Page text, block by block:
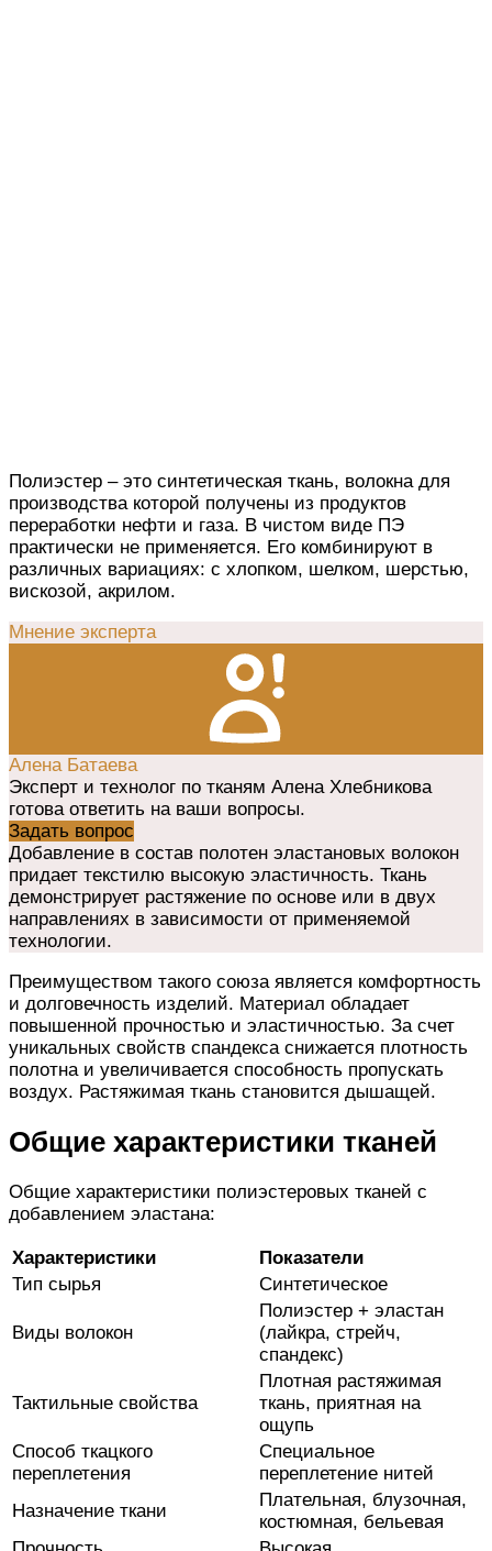
Полиэстер – это синтетическая ткань, волокна для
производства которой получены из продуктов
переработки нефти и газа. В чистом виде ПЭ
практически не применяется. Его комбинируют в
различных вариациях: с хлопком, шелком, шерстью,
вискозой, акрилом.
Мнение эксперта
Алена Батаева
Эксперт и технолог по тканям Алена Хлебникова
готова ответить на ваши вопросы.
Задать вопрос
Добавление в состав полотен эластановых волокон
придает текстилю высокую эластичность. Ткань
демонстрирует растяжение по основе или в двух
направлениях в зависимости от применяемой
технологии.
Преимуществом такого союза является комфортность
и долговечность изделий. Материал обладает
повышенной прочностью и эластичностью. За счет
уникальных свойств спандекса снижается плотность
полотна и увеличивается способность пропускать
воздух. Растяжимая ткань становится дышащей.
Общие характеристики тканей
Общие характеристики полиэстеровых тканей с
добавлением эластана:
Характеристики
Показатели
Тип сырья
Синтетическое
Виды волокон
Полиэстер + эластан
(лайкра, стрейч,
спандекс)
Тактильные свойства
Плотная растяжимая
ткань, приятная на
ощупь
Способ ткацкого
переплетения
Специальное
переплетение нитей
Назначение ткани
Плательная, блузочная,
костюмная, бельевая